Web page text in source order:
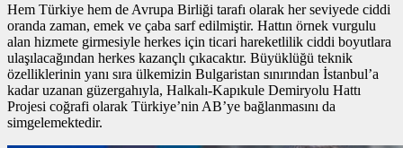
Hem Türkiye hem de Avrupa Birliği tarafı olarak her seviyede ciddi
oranda zaman, emek ve çaba sarf edilmiştir. Hattın örnek vurgulu
alan hizmete girmesiyle herkes için ticari hareketlilik ciddi boyutlara
ulaşılacağından herkes kazançlı çıkacaktır. Büyüklüğü teknik
özelliklerinin yanı sıra ülkemizin Bulgaristan sınırından İstanbul’a
kadar uzanan güzergahıyla, Halkalı-Kapıkule Demiryolu Hattı
Projesi coğrafi olarak Türkiye’nin AB’ye bağlanmasını da
simgelemektedir.